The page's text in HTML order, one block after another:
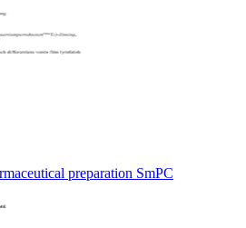
preparation SmPC